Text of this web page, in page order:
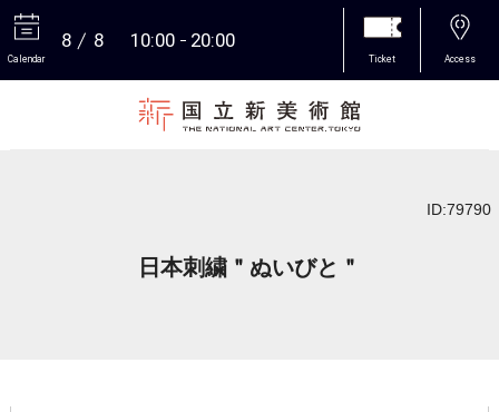
Calendar
8 8 10:00 20:00
Ticket Access
ID:79790
日本刺繍＂ぬいびと＂